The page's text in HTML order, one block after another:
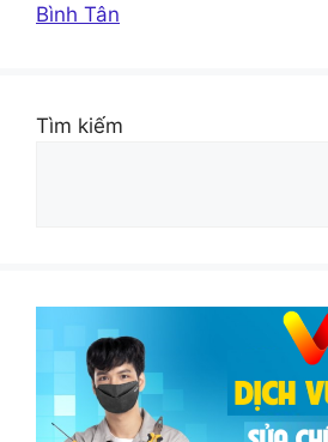
Bình Tân
Tìm kiếm